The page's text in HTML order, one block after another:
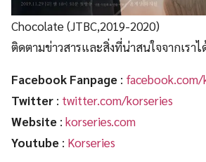
Chocolate (JTBC,2019-2020)
ติดตามข่าวสารและสิ่งที่น่าสนใจจากเรา
Facebook Fanpage : facebook.com/
Twitter : twitter.com/korseries
Website : korseries.com
Youtube : Korseries